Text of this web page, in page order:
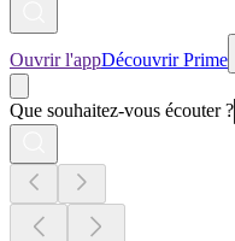
Ouvrir l'appDécouvrir Prime
Que souhaitez-vous écouter ?